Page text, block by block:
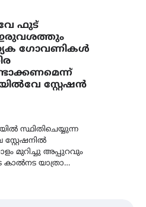
ഫുട്
ഗോവണികൾ
സ്റ്റേഷൻ
സ്ഥിതിചെയ്യുന്ന
സ്റ്റേഷനിൽ
മുറിച്ചു അപ്പുറവും
കാൽനട യാത്രാ…